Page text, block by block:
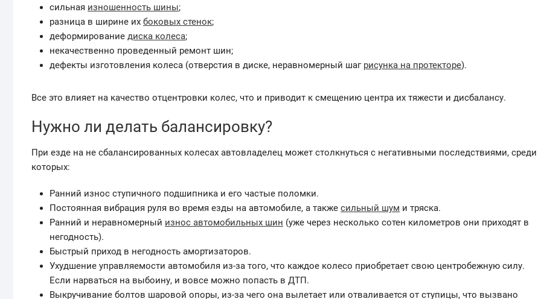
сильная изношенность шины;
разница в ширине их боковых стенок;
деформирование диска колеса;
некачественно проведенный ремонт шин;
дефекты изготовления колеса (отверстия в диске, неравномерный шаг рисунка на протекторе).
Все это влияет на качество отцентровки колес, что и приводит к смещению центра их тяжести и дисбалансу.
Нужно ли делать балансировку?
При езде на не сбалансированных колесах автовладелец может столкнуться с негативными последствиями, среди
которых:
Ранний износ ступичного подшипника и его частые поломки.
Постоянная вибрация руля во время езды на автомобиле, а также сильный шум и тряска.
Ранний и неравномерный износ автомобильных шин (уже через несколько сотен километров они приходят в
негодность).
Быстрый приход в негодность амортизаторов.
Ухудшение управляемости автомобиля из-за того, что каждое колесо приобретает свою центробежную силу.
Если нарваться на выбоину, и вовсе можно попасть в ДТП.
Выкручивание болтов шаровой опоры, из-за чего она вылетает или отваливается от ступицы, что вызвано